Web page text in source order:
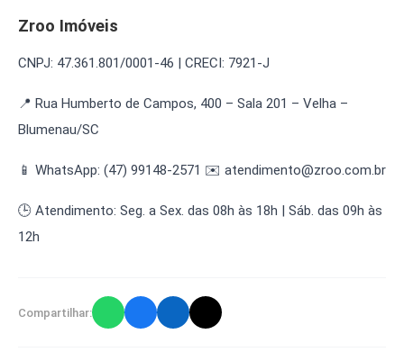
Zroo Imóveis
CNPJ: 47.361.801/0001-46 | CRECI: 7921-J
📍 Rua Humberto de Campos, 400 – Sala 201 – Velha –
Blumenau/SC
📱 WhatsApp: (47) 99148-2571 ✉️ atendimento@zroo.com.br
🕒 Atendimento: Seg. a Sex. das 08h às 18h | Sáb. das 09h às
12h
Compartilhar: